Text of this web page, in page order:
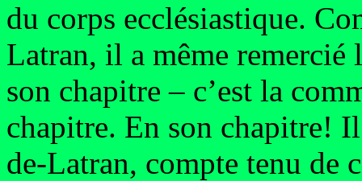
du corps ecclésiastique.
Latran, il a même
son chapitre – c’est la
chapitre. En son chapitre!
de-Latran, compte tenu de